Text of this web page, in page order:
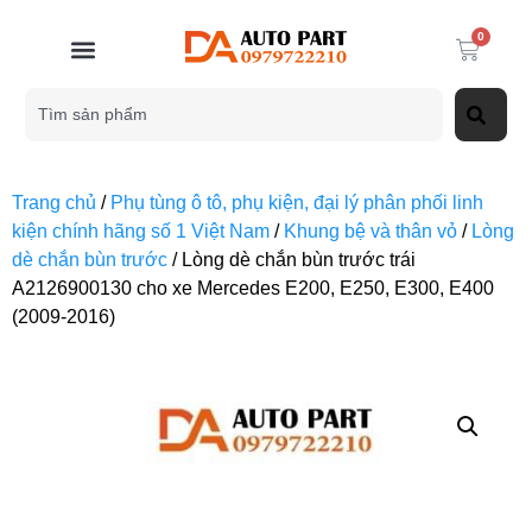
0
Trang chủ / Phụ tùng ô tô, phụ kiện, đại lý phân phối linh
kiện chính hãng số 1 Việt Nam / Khung bệ và thân vỏ / Lòng
dè chắn bùn trước / Lòng dè chắn bùn trước trái
A2126900130 cho xe Mercedes E200, E250, E300, E400
(2009-2016)